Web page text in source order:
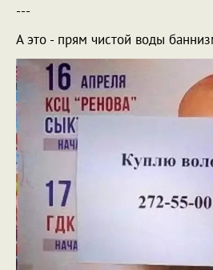
---
А это - прям чистой воды